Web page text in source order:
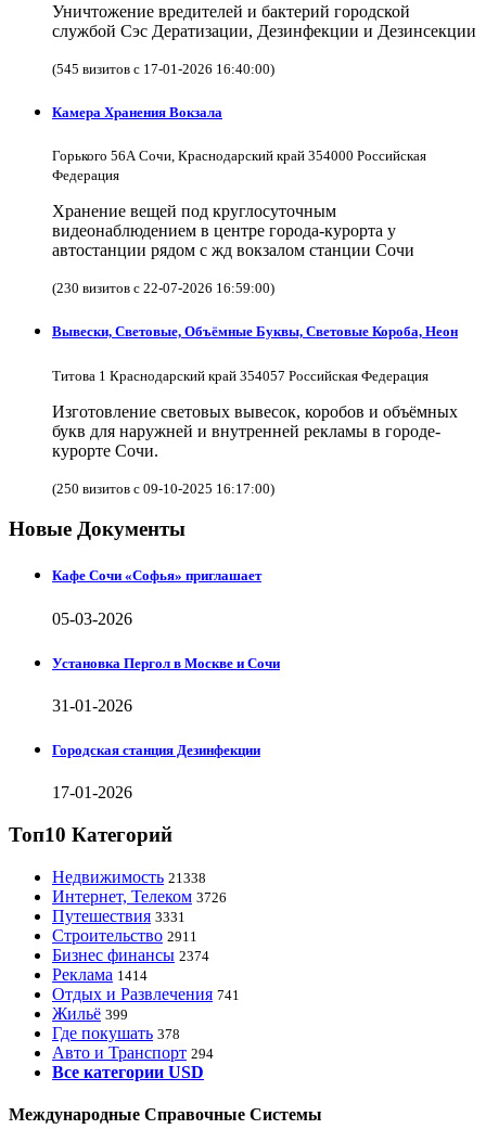
Уничтожение вредителей и бактерий городской
службой Сэс Дератизации, Дезинфекции и Дезинсекции
(545 визитов с 17-01-2026 16:40:00)
Камера Хранения Вокзала
Горького 56А Сочи, Краснодарский край 354000 Российская
Федерация
Хранение вещей под круглосуточным
видеонаблюдением в центре города-курорта у
автостанции рядом с жд вокзалом станции Сочи
(230 визитов с 22-07-2026 16:59:00)
Вывески, Световые, Объёмные Буквы, Световые Короба, Неон
Титова 1 Краснодарский край 354057 Российская Федерация
Изготовление световых вывесок, коробов и объёмных
букв для наружней и внутренней рекламы в городе-
курорте Сочи.
(250 визитов с 09-10-2025 16:17:00)
Новые Документы
Кафе Сочи «Софья» приглашает
05-03-2026
Установка Пергол в Москве и Сочи
31-01-2026
Городская станция Дезинфекции
17-01-2026
Топ10 Категорий
Недвижимость 21338
Интернет, Телеком 3726
Путешествия 3331
Строительство 2911
Бизнес финансы 2374
Реклама 1414
Отдых и Развлечения 741
Жильё 399
Где покушать 378
Авто и Транспорт 294
Все категории USD
Международные Справочные Системы